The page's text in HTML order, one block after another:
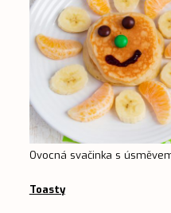
Ovocná svačinka s
Toasty